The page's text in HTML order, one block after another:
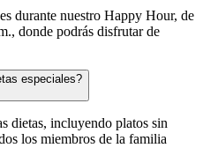
durante nuestro Happy Hour, de
donde podrás disfrutar de
especiales?
dietas, incluyendo platos sin
los miembros de la familia